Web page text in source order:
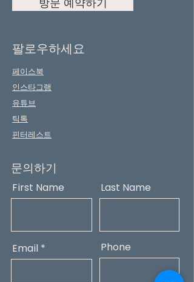
팔로우하세요
페이스북
인스타그램
유튜브
틱톡
핀터레스트
문의하기
First Name Last Name
Email Phone